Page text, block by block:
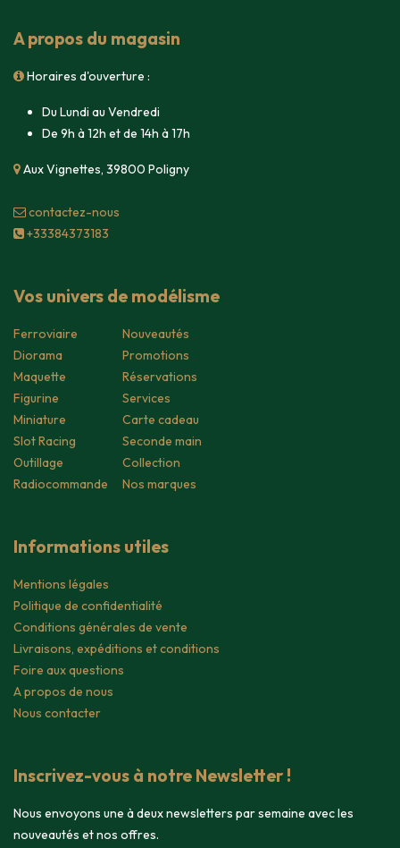
A propos du magasin
Horaires d'ouverture :
Du Lundi au Vendredi
De 9h à 12h et de 14h à 17h
Aux Vignettes, 39800 Poligny
contacte​z-nous
+33384373183
Vos univers de modélisme
Ferroviaire
Diorama
Maquette
Figurine
Miniature
Slot Racing
Outillage
Radiocommande
Nouveautés
Promotions
Réservations
Services
Carte cadeau
Seconde main
Collection
Nos marques
Informations utiles
Mentions légales
Politique de confidentialité
Conditions générales de vente
Livraisons, expéditions et conditions
Foire aux questions
A propos de nous
Nous contacter
Inscrivez-vous à notre Newsletter !
Nous envoyons une à deux newsletters par semaine avec les
nouveautés et nos offres.